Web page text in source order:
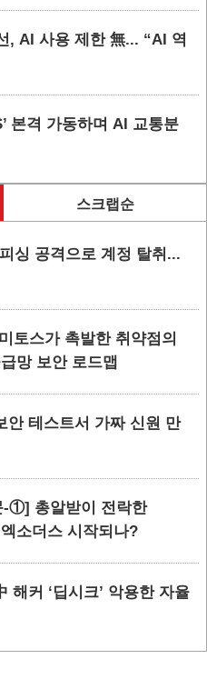
, AI 사용 제한 無... “AI 역
본격 가동하며 AI 교통분
스크랩순
싱 공격으로 계정 탈취...
토스가 촉발한 취약점의
망 보안 로드맵
안 테스트서 가짜 신원 만
-①] 총알받이 전락한
소더스 시작되나?
해커 ‘딥시크’ 악용한 자율